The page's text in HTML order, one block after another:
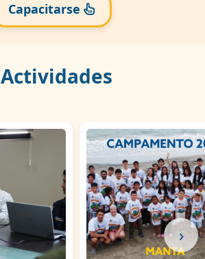
Capacitarse
Actividades
›